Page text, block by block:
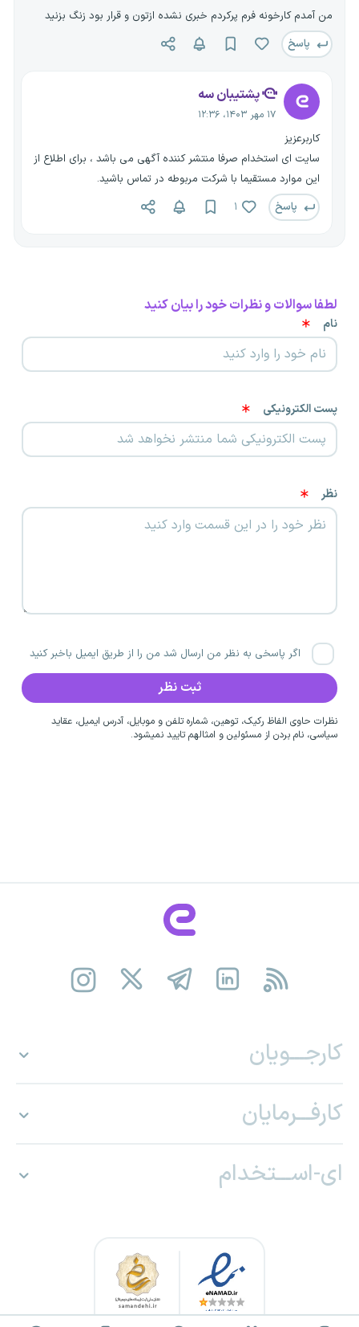
من آمدم کارخونه فرم پرکردم خبری نشده ازتون و قرار بود زنگ بزنید
پاسخ
پشتیبان سه
۱۷ مهر ۱۴۰۳، ۱۲:۳۶
کاربرعزیز
سایت ای استخدام صرفا منتشر کننده آگهی می باشد ، برای اطلاع از
این موارد مستقیما با شرکت مربوطه در تماس باشید.
پاسخ
۱
لطفا سوالات و نظرات خود را بیان کنید
نام
پست الکترونیکی
نظر
اگر پاسخی به نظر من ارسال شد من را از طریق ایمیل باخبر کنید
نظرات حاوی الفاظ رکیک، توهین، شماره تلفن و موبایل، آدرس ایمیل، عقاید
سیاسی، نام بردن از مسئولین و امثالهم تایید نمیشود.
کارجـــویان
کارفـــرمایان
ای-اســـتخدام